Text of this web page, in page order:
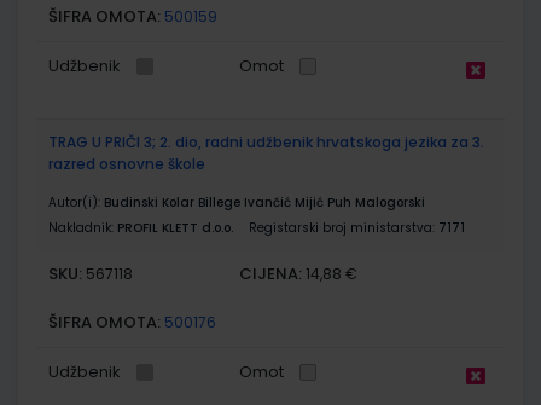
ŠIFRA OMOTA: 500159
Udžbenik Omot
TRAG U PRIČI 3; 2. dio, radni udžbenik hrvatskoga jezika za 3.
razred osnovne škole
Autor(i): Budinski Kolar Billege Ivančić Mijić Puh Malogorski
Nakladnik: PROFIL KLETT d.o.o. Registarski broj ministarstva: 7171
SKU: 567118 CIJENA: 14,88 €
ŠIFRA OMOTA: 500176
Udžbenik Omot